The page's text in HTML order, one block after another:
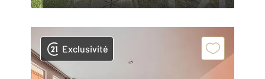
Exclusivité